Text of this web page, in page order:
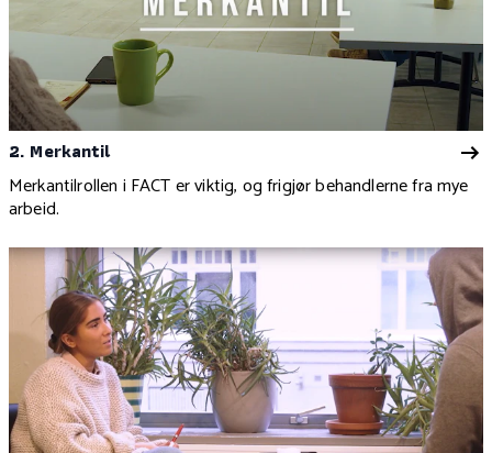
2. Merkantil
Merkantilrollen i FACT er viktig, og frigjør behandlerne fra mye
arbeid.